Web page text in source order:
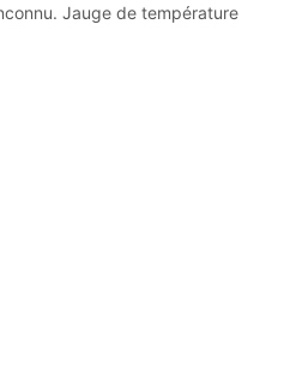
Jauge de température